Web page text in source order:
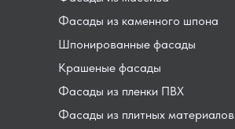
Шпонированные фасады
Фасады из каменного шпона
Крашеные фасады
Фасады из пленки ПВХ
Фасады из плитных материалов